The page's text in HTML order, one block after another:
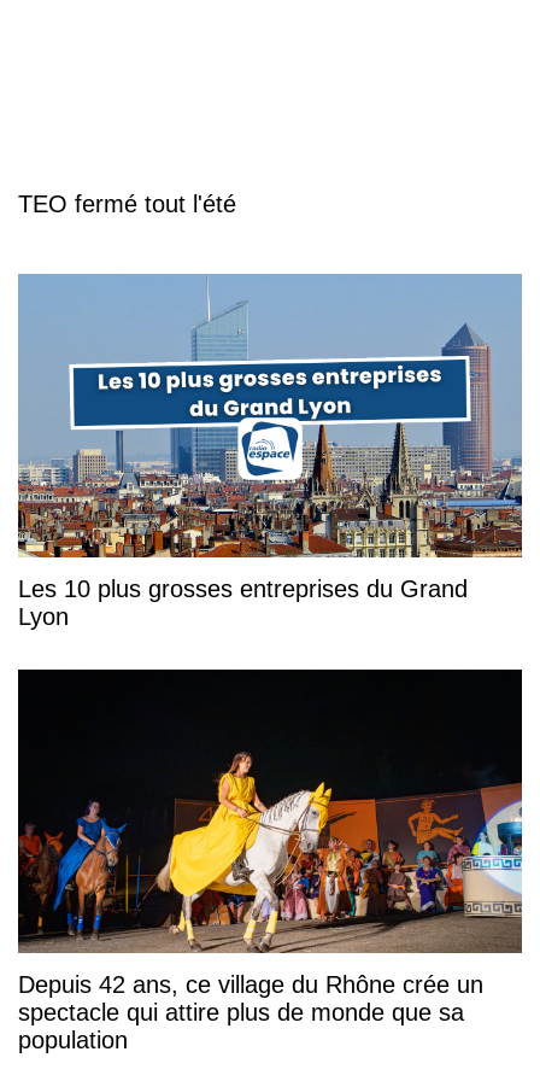
TEO fermé tout l'été
Les 10 plus grosses entreprises du Grand
Lyon
Depuis 42 ans, ce village du Rhône crée un
spectacle qui attire plus de monde que sa
population